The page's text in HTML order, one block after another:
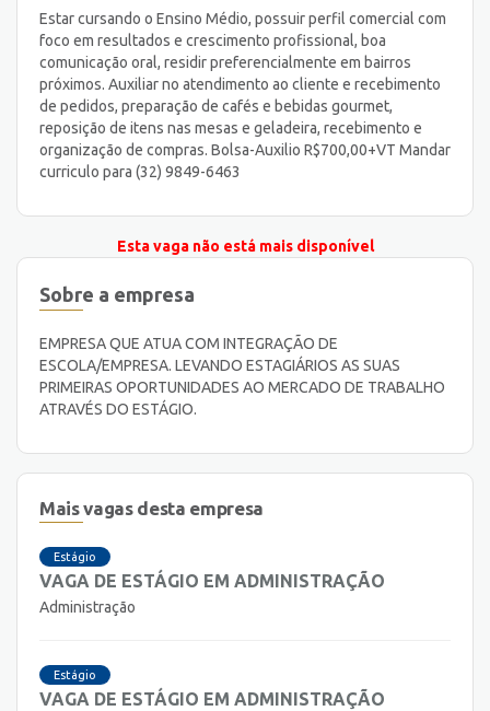
Estar cursando o Ensino Médio, possuir perfil comercial com
foco em resultados e crescimento profissional, boa
comunicação oral, residir preferencialmente em bairros
próximos. Auxiliar no atendimento ao cliente e recebimento
de pedidos, preparação de cafés e bebidas gourmet,
reposição de itens nas mesas e geladeira, recebimento e
organização de compras. Bolsa-Auxilio R$700,00+VT Mandar
curriculo para (32) 9849-6463
Esta vaga não está mais disponível
Sobre a empresa
EMPRESA QUE ATUA COM INTEGRAÇÃO DE
ESCOLA/EMPRESA. LEVANDO ESTAGIÁRIOS AS SUAS
PRIMEIRAS OPORTUNIDADES AO MERCADO DE TRABALHO
ATRAVÉS DO ESTÁGIO.
Mais vagas desta empresa
Estágio
VAGA DE ESTÁGIO EM ADMINISTRAÇÃO
Administração
Estágio
VAGA DE ESTÁGIO EM ADMINISTRAÇÃO